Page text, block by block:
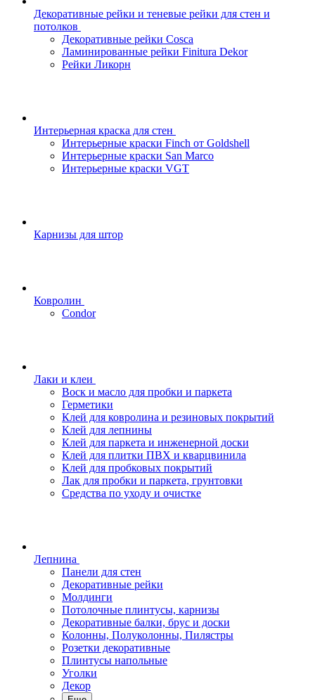
Декоративные рейки и теневые рейки для стен и
потолков
Декоративные рейки Cosca
Ламинированные рейки Finitura Dekor
Рейки Ликорн
Интерьерная краска для стен
Интерьерные краски Finch от Goldshell
Интерьерные краски San Marco
Интерьерные краски VGT
Карнизы для штор
Ковролин
Condor
Лаки и клеи
Воск и масло для пробки и паркета
Герметики
Клей для ковролина и резиновых покрытий
Клей для лепнины
Клей для паркета и инженерной доски
Клей для плитки ПВХ и кварцвинила
Клей для пробковых покрытий
Лак для пробки и паркета, грунтовки
Средства по уходу и очистке
Лепнина
Панели для стен
Декоративные рейки
Молдинги
Потолочные плинтусы, карнизы
Декоративные балки, брус и доски
Колонны, Полуколонны, Пилястры
Розетки декоративные
Плинтусы напольные
Уголки
Декор